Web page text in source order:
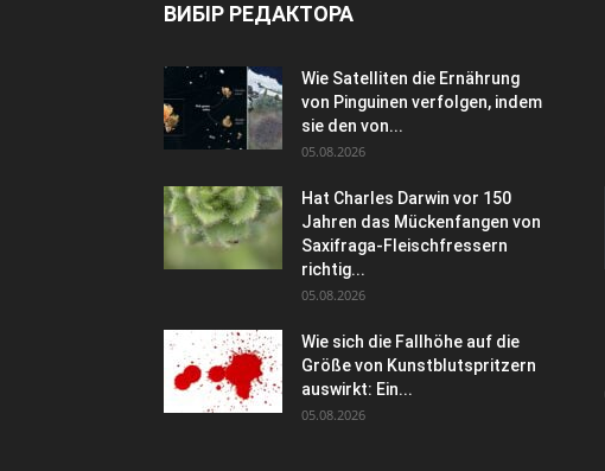
ВИБІР РЕДАКТОРА
Wie Satelliten die Ernährung
von Pinguinen verfolgen, indem
sie den von...
05.08.2026
Hat Charles Darwin vor 150
Jahren das Mückenfangen von
Saxifraga-Fleischfressern
richtig...
05.08.2026
Wie sich die Fallhöhe auf die
Größe von Kunstblutspritzern
auswirkt: Ein...
05.08.2026